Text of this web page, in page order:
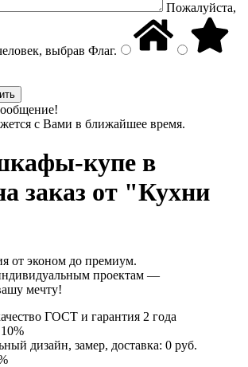
Пожалуйста,
выбрав Флаг.
с Вами в ближайшее время.
купе в
заказ от "Кухни
от эконом до премиум.
проектам —
мечту!
ГОСТ и гарантия 2 года
10%
дизайн, замер, доставка: 0 руб.